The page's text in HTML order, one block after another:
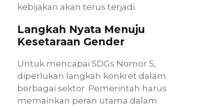
kebijakan akan terus terjadi.
Langkah Nyata Menuju
Kesetaraan Gender
Untuk mencapai SDGs Nomor 5,
diperlukan langkah konkret dalam
berbagai sektor. Pemerintah harus
memainkan peran utama dalam